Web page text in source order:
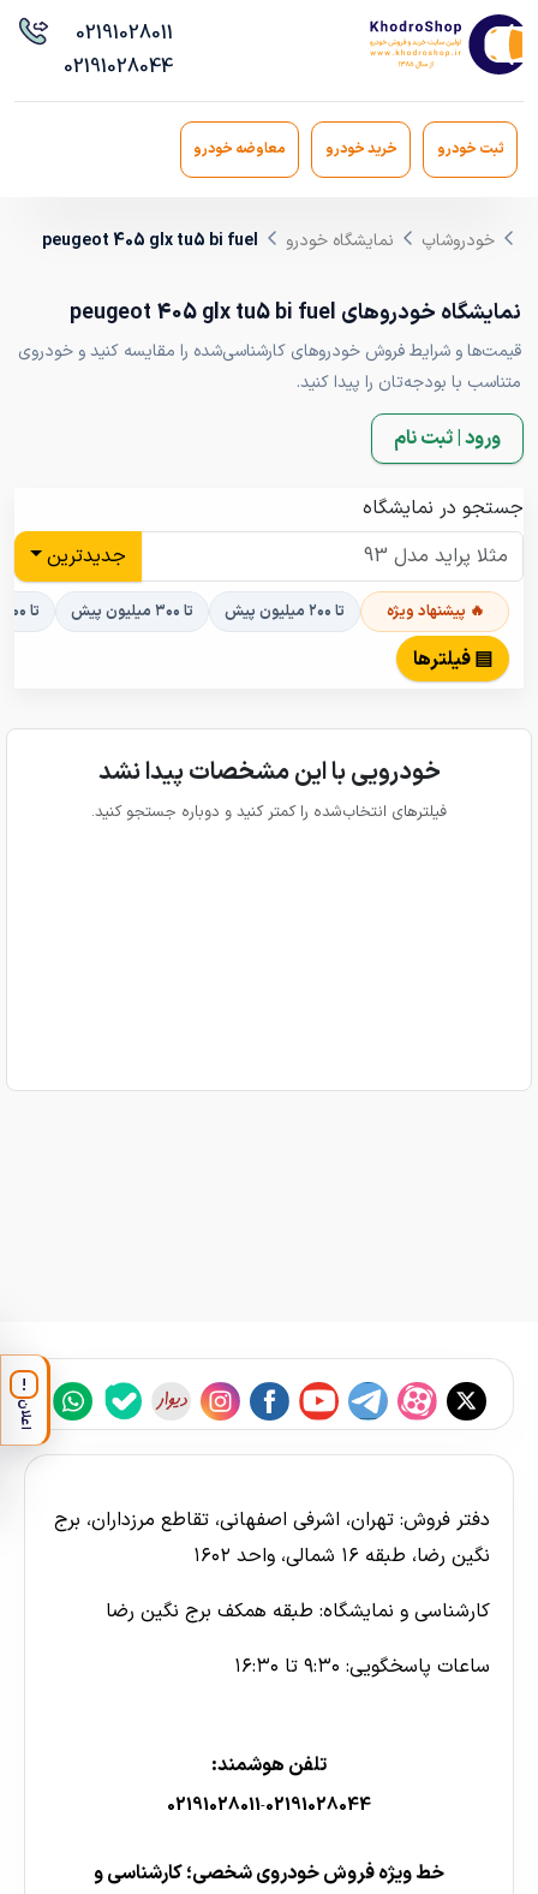
02191028011
02191028044
ثبت خودرو خرید خودرو معاوضه خودرو
خودروشاپ نمایشگاه خودرو peugeot 405 glx tu5 bi fuel
نمایشگاه خودروهای peugeot 405 glx tu5 bi fuel
قیمت‌ها و شرایط فروش خودروهای کارشناسی‌شده را مقایسه کنید و خودروی
متناسب با بودجه‌تان را پیدا کنید.
ورود | ثبت نام
جستجو در نمایشگاه
جدیدترین
🔥 پیشنهاد ویژه تا ۲۰۰ میلیون پیش تا ۳۰۰ میلیون پیش تا ۴۰۰ میلیون پیش
▤ فیلترها
خودرویی با این مشخصات پیدا نشد
فیلترهای انتخاب‌شده را کمتر کنید و دوباره جستجو کنید.
دفتر فروش: تهران، اشرفی اصفهانی، تقاطع مرزداران، برج
نگین رضا، طبقه ۱۶ شمالی، واحد ۱۶۰۲
کارشناسی و نمایشگاه: طبقه همکف برج نگین رضا
ساعات پاسخگویی: ۹:۳۰ تا ۱۶:۳۰
تلفن هوشمند:
02191028011-02191028044
خط ویژه فروش خودروی شخصی؛ کارشناسی و
!
اعلان